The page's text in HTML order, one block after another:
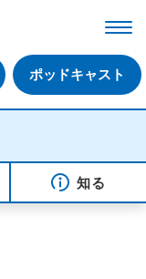
ポッドキャスト
知る